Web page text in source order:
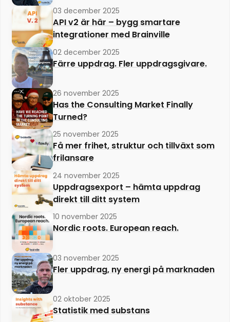
03 december 2025
API v2 är här – bygg smartare
integrationer med Brainville
02 december 2025
Färre uppdrag. Fler uppdragsgivare.
26 november 2025
Has the Consulting Market Finally
Turned?
25 november 2025
Få mer frihet, struktur och tillväxt som
frilansare
24 november 2025
Uppdragsexport – hämta uppdrag
direkt till ditt system
10 november 2025
Nordic roots. European reach.
03 november 2025
Fler uppdrag, ny energi på marknaden
02 oktober 2025
Statistik med substans